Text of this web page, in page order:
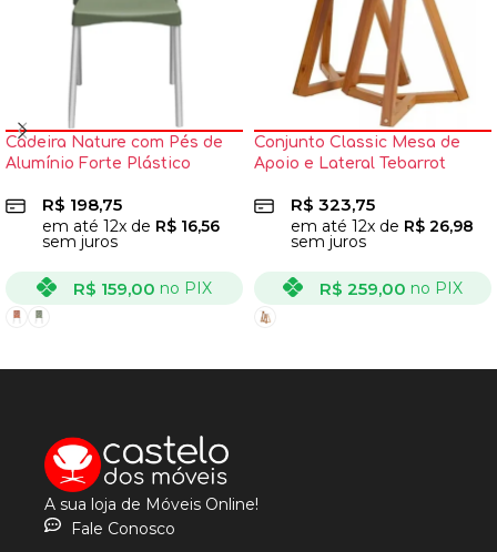
Cadeira Nature com Pés de
Alumínio Forte Plástico
R$ 198,75
em até 12x de R$ 16,56
sem juros
R$ 159,00 no PIX
Conjunto Classic Mesa de
Apoio e Lateral Tebarrot
R$ 323,75
em até 12x de R$ 26,98
sem juros
R$ 259,00 no PIX
A sua loja de Móveis Online!
Fale Conosco